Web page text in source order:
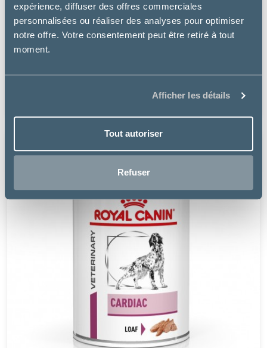
expérience, diffuser des offres commerciales
personnalisées ou réaliser des analyses pour optimiser
notre offre. Votre consentement peut être retiré à tout
moment.
Afficher les détails
Tout autoriser
Refuser
COD SKIN FUNCTION SUPPORT – CHIEN